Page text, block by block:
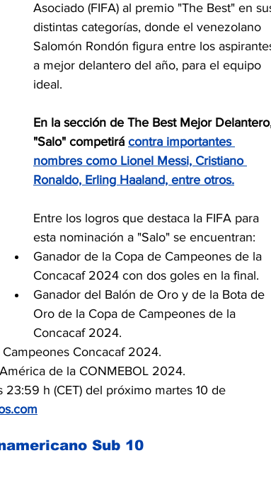
Asociado (FIFA) al premio "The Best" en
distintas categorías, donde el venezolano
Salomón Rondón figura entre los
a mejor delantero del año, para el equipo
ideal.
En la sección de The Best Mejor
"Salo" competirá contra importantes
nombres como Lionel Messi, Cristiano
Ronaldo, Erling Haaland, entre otros.
Entre los logros que destaca la FIFA para
esta nominación a "Salo" se encuentran:
Ganador de la Copa de Campeones de la
Concacaf 2024 con dos goles en la final.
Ganador del Balón de Oro y de la Bota de
Oro de la Copa de Campeones de la
Concacaf 2024.
Concacaf 2024.
de la CONMEBOL 2024.
23:59 h (CET) del próximo martes 10 de
Sub 10